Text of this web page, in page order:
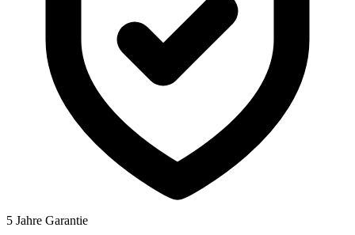
5 Jahre Garantie